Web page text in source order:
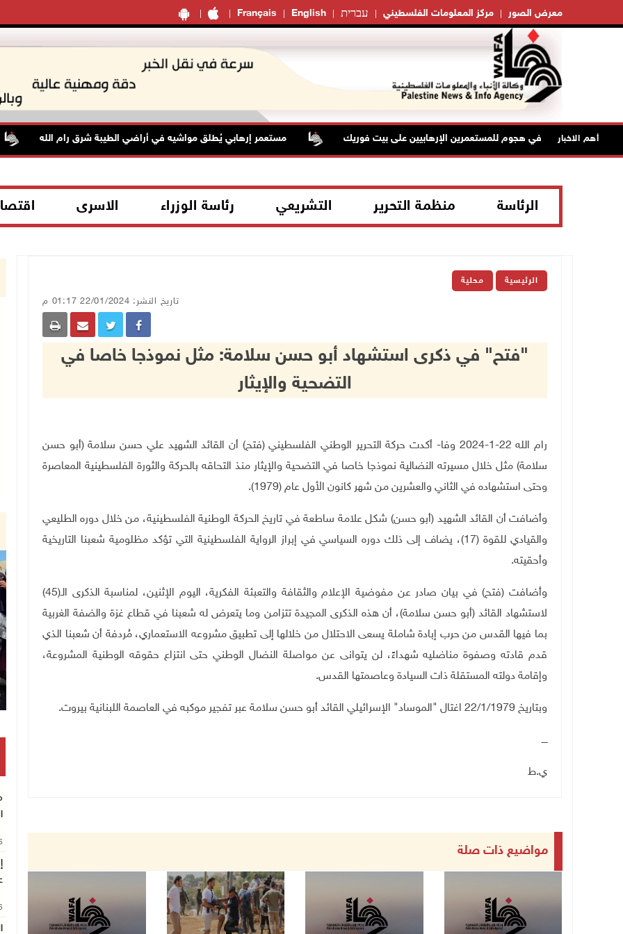
Français English עברית مركز المعلومات الفلسطيني معرض الصور
أهم الاخبار
إصابتان في هجوم للمستعمرين الإرهابيين على بيت فوريك مستعمر إرهابي يُطلق مواشيه في أراضي الطيبة شرق رام الله
الرئاسة منظمة التحرير التشريعي رئاسة الوزراء الاسرى
الرئيسية محلية
تاريخ النشر: 22/01/2024 01:17 م
"فتح" في ذكرى استشهاد أبو حسن سلامة: مثل نموذجا خاصا في
التضحية والإيثار
رام الله 22-1-2024 وفا- أكدت حركة التحرير الوطني الفلسطيني (فتح) أن القائد الشهيد علي حسن سلامة (أبو حسن
سلامة) مثل خلال مسيرته النضالية نموذجا خاصا في التضحية والإيثار منذ التحاقه بالحركة والثورة الفلسطينية المعاصرة
وحتى استشهاده في الثاني والعشرين من شهر كانون الأول عام (1979).
وأضافت أن القائد الشهيد (أبو حسن) شكل علامة ساطعة في تاريخ الحركة الوطنية الفلسطينية، من خلال دوره الطليعي
والقيادي للقوة (17)، يضاف إلى ذلك دوره السياسي في إبراز الرواية الفلسطينية التي تؤكد مظلومية شعبنا التاريخية
وأحقيته.
وأضافت (فتح) في بيان صادر عن مفوضية الإعلام والثقافة والتعبئة الفكرية، اليوم الإثنين، لمناسبة الذكرى الـ(45)
لاستشهاد القائد (أبو حسن سلامة)، أن هذه الذكرى المجيدة تتزامن وما يتعرض له شعبنا في قطاع غزة والضفة الغربية
بما فيها القدس من حرب إبادة شاملة يسعى الاحتلال من خلالها إلى تطبيق مشروعه الاستعماري، مُردفة أن شعبنا الذي
قدم قادته وصفوة مناضليه شهداءً، لن يتوانى عن مواصلة النضال الوطني حتى انتزاع حقوقه الوطنية المشروعة،
وإقامة دولته المستقلة ذات السيادة وعاصمتها القدس.
وبتاريخ 22/1/1979 اغتال "الموساد" الإسرائيلي القائد أبو حسن سلامة عبر تفجير موكبه في العاصمة اللبنانية بيروت.
ــــ
ي.ط
مواضيع ذات صلة